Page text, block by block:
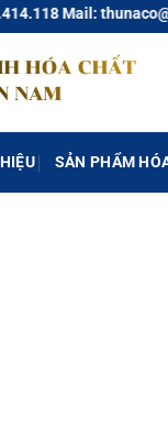
Mail:
SẢN PHẨM